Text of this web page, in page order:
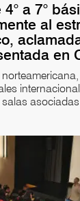
a 7°
al
en